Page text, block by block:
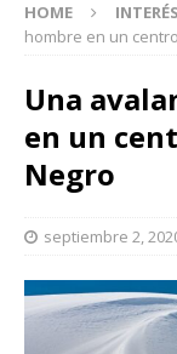
HOME
hombre en un
Una
en un
Negro
septiembre 2,